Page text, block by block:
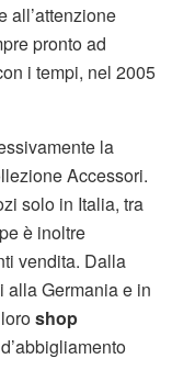
all’attenzione
pronto ad
i tempi, nel 2005
la
Accessori.
solo in Italia, tra
è inoltre
vendita. Dalla
alla Germania e in
shop